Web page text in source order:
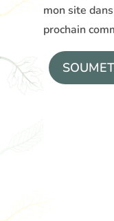
mon site
prochain